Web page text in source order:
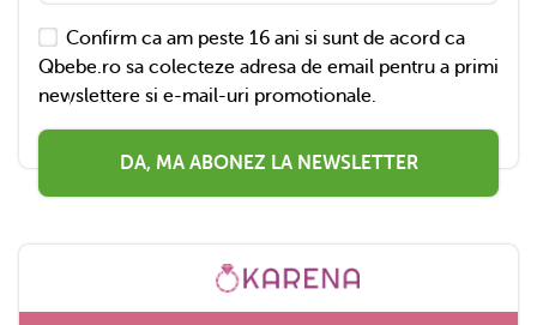
Confirm ca am peste 16 ani si sunt de acord ca
Qbebe.ro sa colecteze adresa de email pentru a primi
newslettere si e-mail-uri promotionale.
DA, MA ABONEZ LA NEWSLETTER